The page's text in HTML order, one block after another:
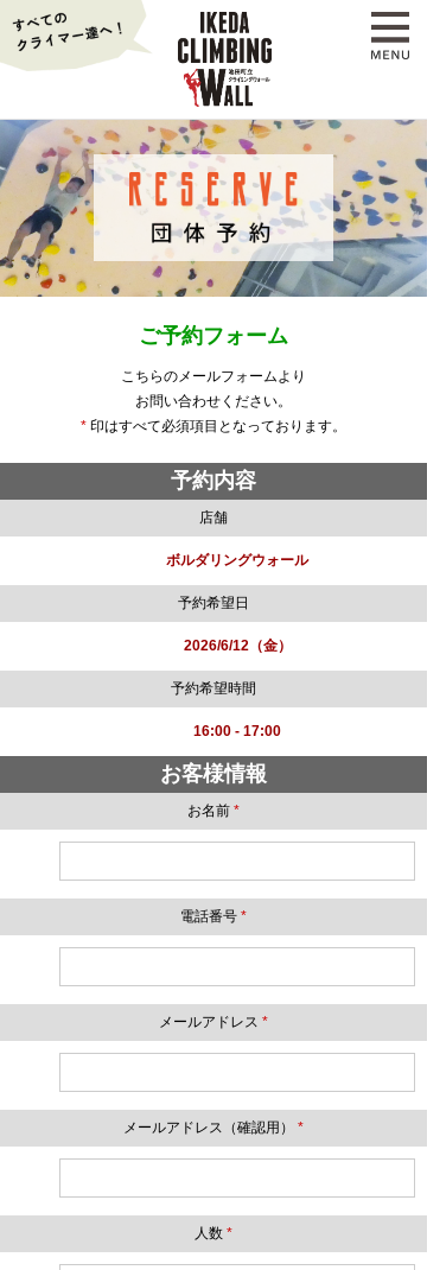
ご予約フォーム
こちらのメールフォームより
お問い合わせください。
* 印はすべて必須項目となっております。
予約内容
店舗
ボルダリングウォール
予約希望日
2026/6/12（金）
予約希望時間
16:00 - 17:00
お客様情報
お名前 *
電話番号 *
メールアドレス *
メールアドレス（確認用） *
人数 *